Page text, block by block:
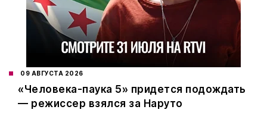
09 АВГУСТА 2026
«Человека-паука 5» придется подождать
— режиссер взялся за Наруто